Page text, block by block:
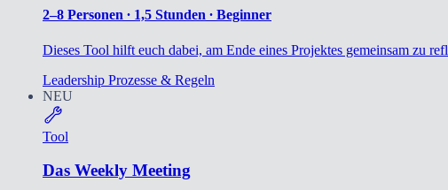
2–8 Personen ∙ 1,5 Stunden ∙ Beginner
Dieses Tool hilft euch dabei, am Ende eines Projektes gemeinsam zu
Leadership Prozesse & Regeln
NEU
Tool
Das Weekly Meeting